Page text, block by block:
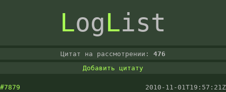
LogList
Цитат на рассмотрении: 476
Добавить цитату
#7879
2010-11-01T19:57:21Z